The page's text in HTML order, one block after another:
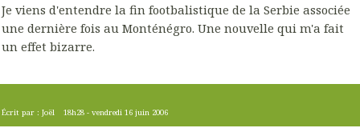
Je viens d'entendre la fin footbalistique de la Serbie associée
une dernière fois au Monténégro. Une nouvelle qui m'a fait
un effet bizarre.
Écrit par : Joël 18h28 -vendredi 16 juin 2006